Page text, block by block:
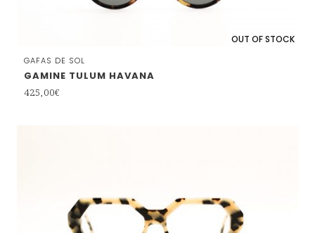
OUT OF STOCK
GAFAS DE SOL
GAMINE TULUM HAVANA
425,00€